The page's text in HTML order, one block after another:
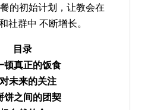
的初始计划，让教会在
社群中 不断增长。
目录
顿真正的饭食
未来的关注
饼之间的团契